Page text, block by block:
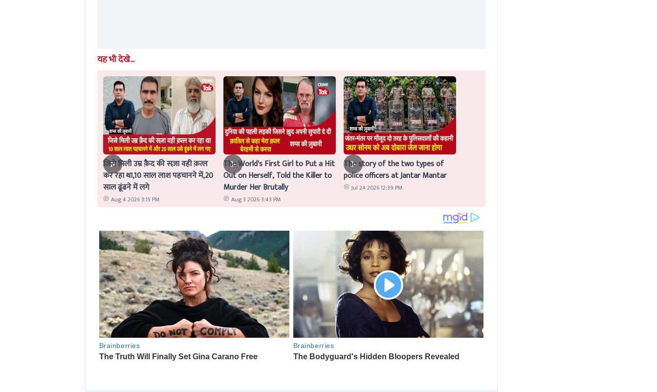
यह भी देखे...
जिसे मिली उम्र क़ैद की सज़ा वही क़त्ल
कर रहा था,10 साल लाश पहचानने में,20
साल ढूंढने में लगे
Aug 4 2026 3:15 PM
The World's First Girl to Put a Hit
Out on Herself, Told the Killer to
Murder Her Brutally
Aug 3 2026 3:43 PM
The story of the two types of
police officers at Jantar Mantar
Jul 24 2026 12:39 PM